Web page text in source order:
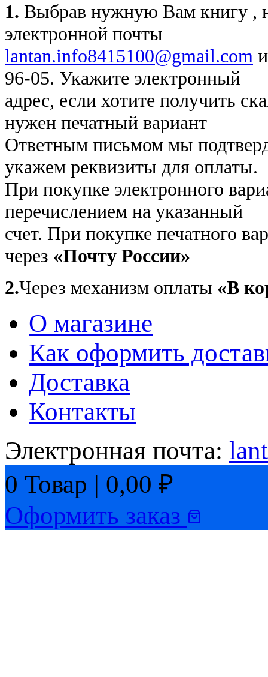
1. Выбрав нужную Вам книгу ,
электронной почты
lantan.info8415100@gmail.com
96-05. Укажите электронный
адрес, если хотите получить
нужен печатный вариант
Ответным письмом мы
укажем реквизиты для оплаты.
При покупке электронного
перечислением на указанный
счет. При покупке печатного
через «Почту России»
2.Через механизм оплаты «В
О магазине
Как оформить
Доставка
Контакты
Электронная почта:
0 Товар | 0,00 ₽
Оформить заказ